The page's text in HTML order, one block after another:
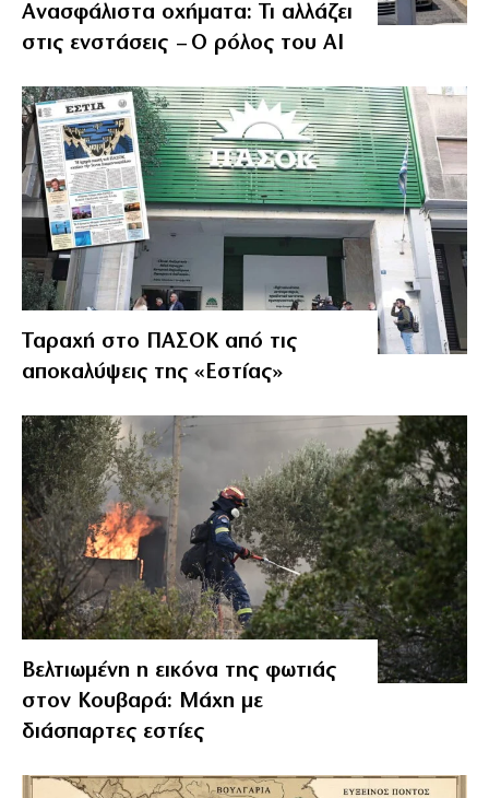
Ανασφάλιστα οχήματα: Τι αλλάζει
στις ενστάσεις – Ο ρόλος του AI
Ταραχή στο ΠΑΣΟΚ από τις
αποκαλύψεις της «Εστίας»
Βελτιωμένη η εικόνα της φωτιάς
στον Κουβαρά: Μάχη με
διάσπαρτες εστίες